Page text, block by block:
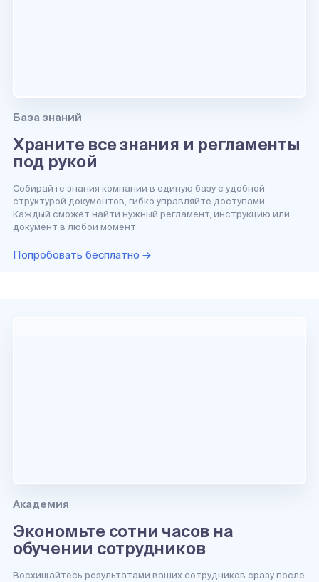
База знаний
Храните все знания и регламенты
под рукой
Собирайте знания компании в единую базу с удобной
структурой документов, гибко управляйте доступами.
Каждый сможет найти нужный регламент, инструкцию или
документ в любой момент
Попробовать бесплатно →
Академия
Экономьте сотни часов на
обучении сотрудников
Восхищайтесь результатами ваших сотрудников сразу после